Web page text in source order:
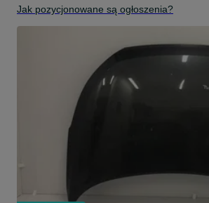
Jak pozycjonowane są ogłoszenia?